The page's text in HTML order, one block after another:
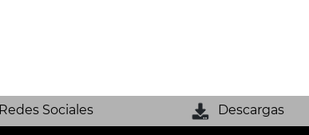
Redes Sociales Descargas